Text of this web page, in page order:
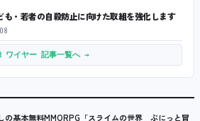
も・若者の自殺防止に向けた取組を強化します
ワイヤー 記事一覧へ →
の基本無料MMORPG「スライムの世界 ぷにっと冒